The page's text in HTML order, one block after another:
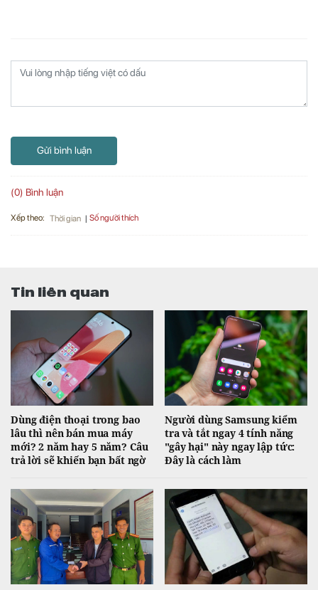
Gửi bình luận
(0) Bình luận
Xếp theo: Thời gian Số người thích
Tin liên quan
Dùng điện thoại trong bao
lâu thì nên bán mua máy
mới? 2 năm hay 5 năm? Câu
trả lời sẽ khiến bạn bất ngờ
Người dùng Samsung kiểm
tra và tắt ngay 4 tính năng
"gây hại" này ngay lập tức:
Đây là cách làm